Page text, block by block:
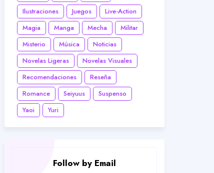
Ilustraciones
Juegos
Live-Action
Magia
Manga Mecha
Militar
Misterio
Música
Noticias
Novelas Ligeras
Novelas Visuales
Recomendaciones
Reseña
Romance
Seiyuus
Suspenso
Yaoi
Yuri
Follow by Email